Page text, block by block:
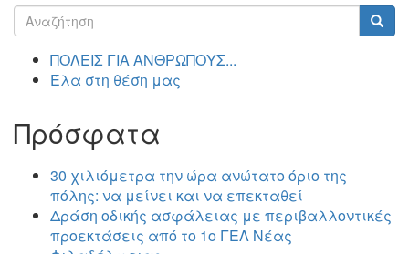
Φόρμα
αναζήτησης
ΠΟΛΕΙΣ ΓΙΑ ΑΝΘΡΩΠΟΥΣ...
Έλα στη θέση μας
Πρόσφατα
30 χιλιόμετρα την ώρα ανώτατο όριο της
πόλης: να μείνει και να επεκταθεί
Δράση οδικής ασφάλειας με περιβαλλοντικές
προεκτάσεις από το 1ο ΓΕΛ Νέας